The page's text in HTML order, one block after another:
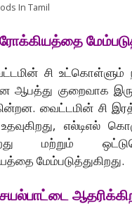
In Tamil
சி உட்கொள்ளும்
ஆபத்து குறைவாக
வைட்டமின் சி
எல்டிஎல்
மற்றும்
மேம்படுத்துகிறது.